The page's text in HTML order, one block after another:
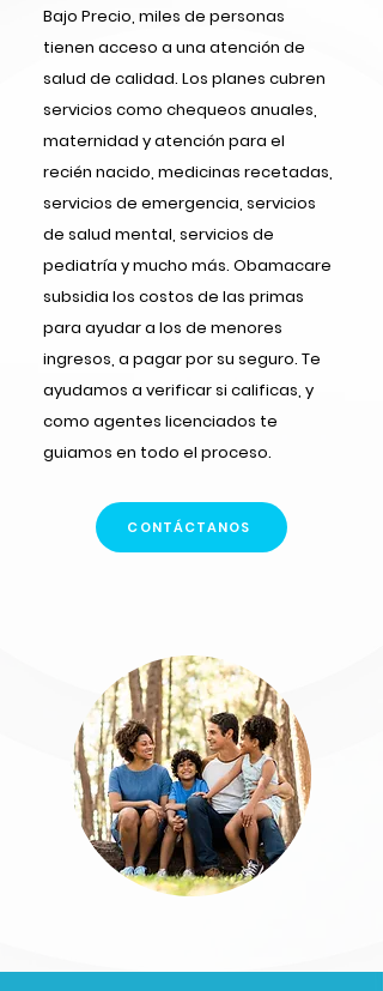
Bajo Precio, miles de personas
tienen acceso a una atención de
salud de calidad. Los planes cubren
servicios como chequeos anuales,
maternidad y atención para el
recién nacido, medicinas recetadas,
servicios de emergencia, servicios
de salud mental, servicios de
pediatría y mucho más. Obamacare
subsidia los costos de las primas
para ayudar a los de menores
ingresos, a pagar por su seguro. Te
ayudamos a verificar si calificas, y
como agentes licenciados te
guiamos en todo el proceso.
CONTÁCTANOS